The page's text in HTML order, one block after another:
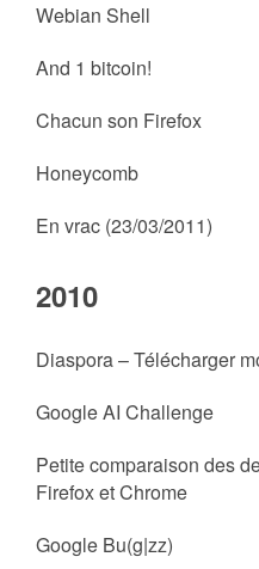
Webian Shell
And 1 bitcoin!
Chacun son Firefox
Honeycomb
En vrac (23/03/2011)
2010
Diaspora – Télécharger
Google AI Challenge
Petite comparaison des
Firefox et Chrome
Google Bu(g|zz)